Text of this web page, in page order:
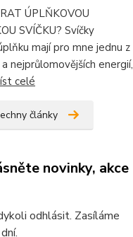
ÚPLŇKOVOU
SVÍČKU? Svíčky
mají pro mne jednu z
nejprůlomovějších energií,
celé
články
novinky, akce
odhlásit. Zasíláme